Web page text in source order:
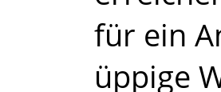
für ein
üppige